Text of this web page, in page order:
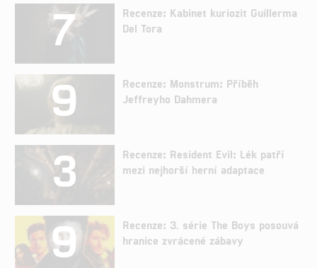
7
Recenze: Kabinet kuriozit Guillerma
Del Tora
9
Recenze: Monstrum: Příběh
Jeffreyho Dahmera
3
Recenze: Resident Evil: Lék patří
mezi nejhorší herní adaptace
9
Recenze: 3. série The Boys posouvá
hranice zvrácené zábavy